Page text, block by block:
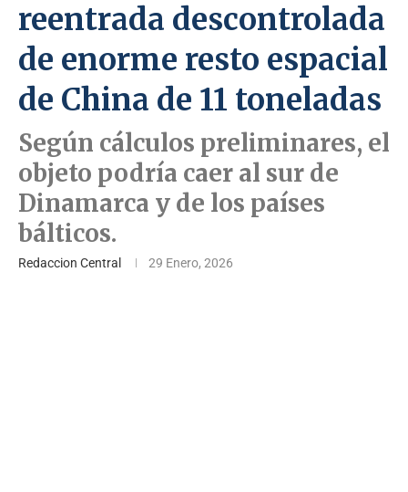
reentrada descontrolada
de enorme resto espacial
de China de 11 toneladas
Según cálculos preliminares, el
objeto podría caer al sur de
Dinamarca y de los países
bálticos.
Redaccion Central 29 Enero, 2026